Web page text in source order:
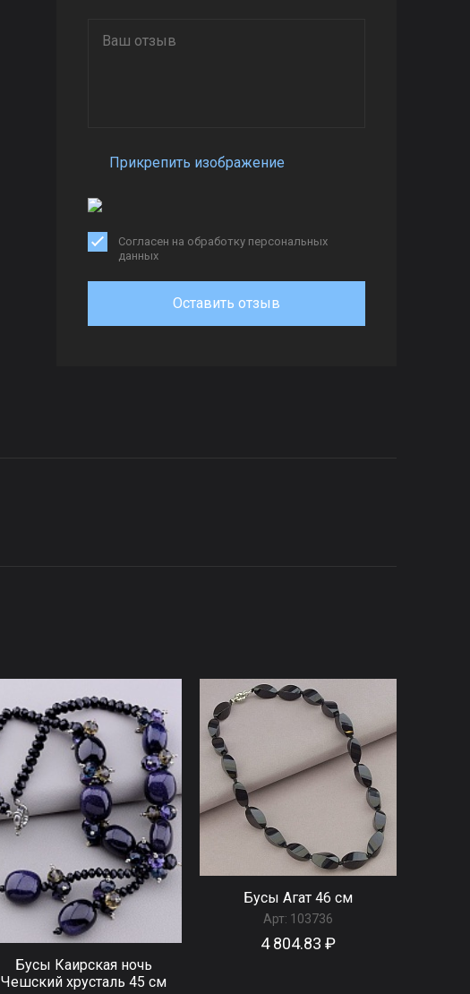
Прикрепить изображение
Согласен на обработку персональных
данных
Оставить отзыв
Бусы Каирская ночь
Чешский хрусталь 45 см
Бусы Агат 46 см
Арт: 103736
4 804.83 ₽